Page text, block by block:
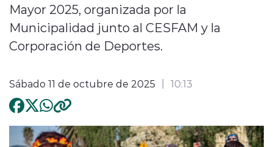
Mayor 2025, organizada por la
Municipalidad junto al CESFAM y la
Corporación de Deportes.
Sábado 11 de octubre de 2025 10:13